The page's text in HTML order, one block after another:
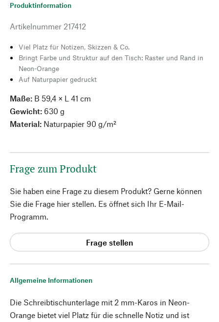
Allgemeine Informationen
Die Schreibtischunterlage mit 2 mm-Karos in Neon-
Orange bietet viel Platz für die schnelle Notiz und ist
Produktinformation
Artikelnummer 217412
Viel Platz für Notizen, Skizzen & Co.
Bringt Farbe und Struktur auf den Tisch: Raster und Rand in
Neon-Orange
Auf Naturpapier gedruckt
Maße: B 59,4 × L 41 cm
Gewicht: 630 g
Material: Naturpapier 90 g/m²
Frage zum Produkt
Sie haben eine Frage zu diesem Produkt? Gerne können
Sie die Frage hier stellen. Es öffnet sich Ihr E-Mail-
Programm.
Frage stellen